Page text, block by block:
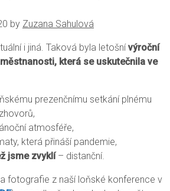
by Zuzana Sahulová
i jiná. Taková byla letošnívýroční
která se uskutečnila ve
prezenčnímu setkání plnému
atmosféře,
která přináší pandemie,
jsme zvyklí– distanční.
fotografie z naší loňské konference v